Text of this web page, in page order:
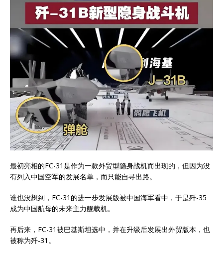
最初亮相的FC-31是作为一款外贸型隐身战机而出现的，但因为没
有列入中国空军的发展名单，而只能自寻出路。
谁也没想到，FC-31的进一步发展版被中国海军看中，于是歼-35
成为中国航母的未来主力舰载机。
再后来，FC-31被巴基斯坦选中，并在升级后发展出外贸版本，也
被称为歼-31。